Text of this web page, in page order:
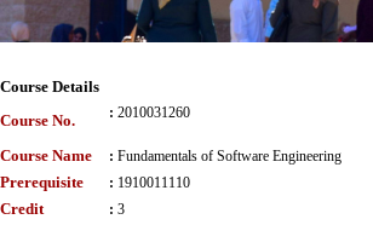
Course Details
Course No.
: 2010031260
Course Name : Fundamentals of Software Engineering
Prerequisite : 1910011110
Credit : 3